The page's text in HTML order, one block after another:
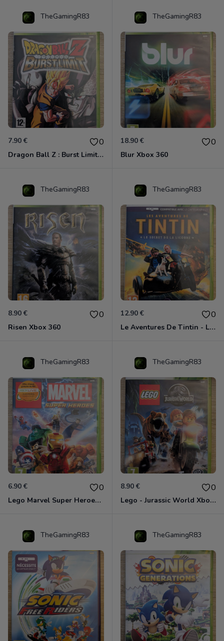
TheGamingR83
7.90 € 0
Dragon Ball Z : Burst Limit Xbox 360
TheGamingR83
18.90 € 0
Blur Xbox 360
TheGamingR83
8.90 € 0
Risen Xbox 360
TheGamingR83
12.90 € 0
Le Aventures De Tintin - Le Secret De La Licorne Xbox 360
TheGamingR83
6.90 € 0
Lego Marvel Super Heroes Xbox 360
TheGamingR83
8.90 € 0
Lego - Jurassic World Xbox 360
TheGamingR83 TheGamingR83